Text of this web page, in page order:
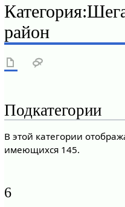
Категория:
район
Подкатегории
В этой категории
имеющихся 145.
6